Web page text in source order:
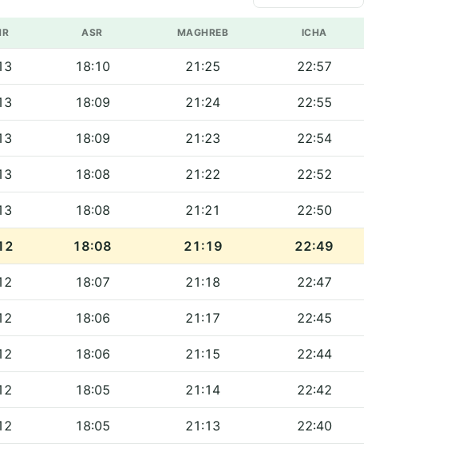
ASR MAGHREB ICHA
18:10 21:25 22:57
18:09 21:24 22:55
18:09 21:23 22:54
18:08 21:22 22:52
18:08 21:21 22:50
18:08 21:19 22:49
18:07 21:18 22:47
18:06 21:17 22:45
18:06 21:15 22:44
18:05 21:14 22:42
18:05 21:13 22:40